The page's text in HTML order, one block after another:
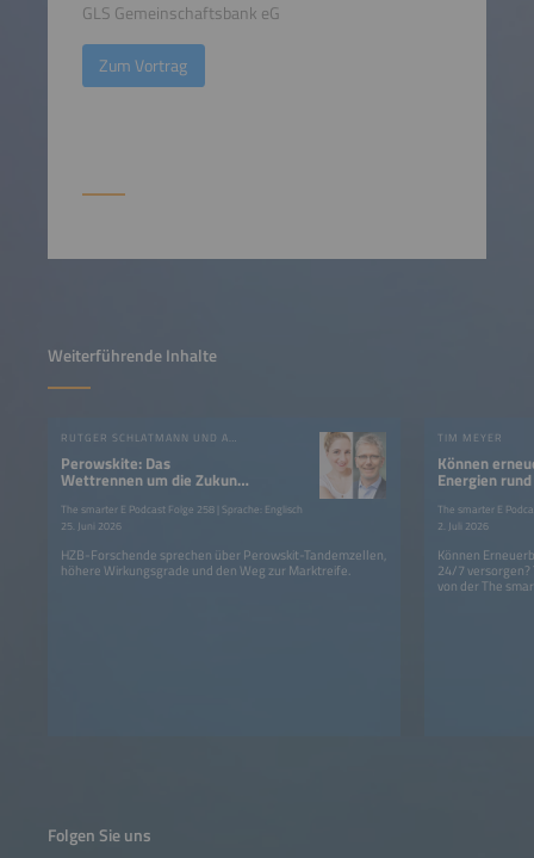
GLS Gemeinschaftsbank eG
Zum Vortrag
Weiterführende Inhalte
RUTGER SCHLATMANN UND ANGELIKA HARTER
Perowskite: Das
Wettrennen um die Zukunft
The smarter E Podcast Folge 258 | Sprache: Englisch
25. Juni 2026
HZB-Forschende sprechen über Perowskit-Tandemzellen,
höhere Wirkungsgrade und den Weg zur Marktreife.
TIM MEYER
Können
Energien
Strom liefern?
The smarter E
2. Juli 2026
Können
24/7 versorgen?
von der The
Folgen Sie uns